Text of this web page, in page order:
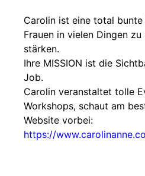
Carolin ist eine total
Frauen in vielen Dingen
stärken.
Ihre MISSION ist die
Job.
Carolin veranstaltet tolle
Workshops, schaut am
Website vorbei:
https://